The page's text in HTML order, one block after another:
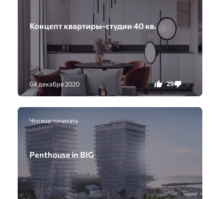
Концепт квартиры-студии 40 кв.
04 декабря 2020 29 0
Что еще почитать
Penthouse in BIG